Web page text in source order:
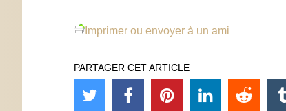
Imprimer ou envoyer à un ami
PARTAGER CET ARTICLE